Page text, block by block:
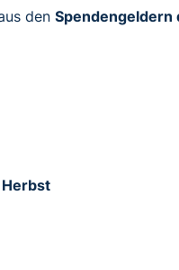
den Spendengeldern